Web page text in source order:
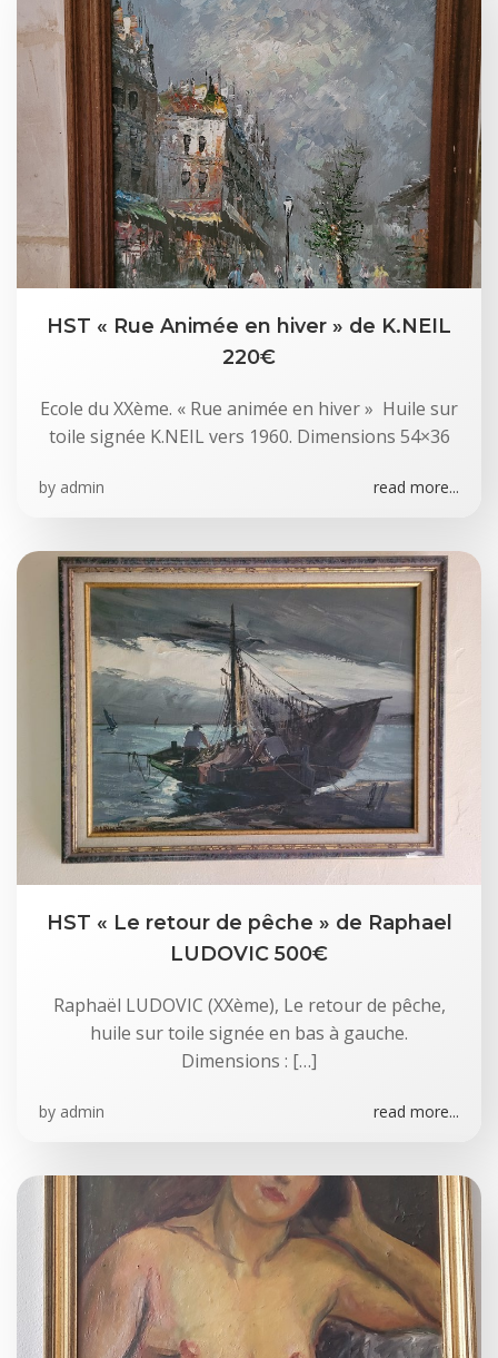
HST « Rue Animée en hiver » de K.NEIL
220€
Ecole du XXème. « Rue animée en hiver » Huile sur
toile signée K.NEIL vers 1960. Dimensions 54×36
by admin read more...
HST « Le retour de pêche » de Raphael
LUDOVIC 500€
Raphaël LUDOVIC (XXème), Le retour de pêche,
huile sur toile signée en bas à gauche.
Dimensions : […]
by admin read more...